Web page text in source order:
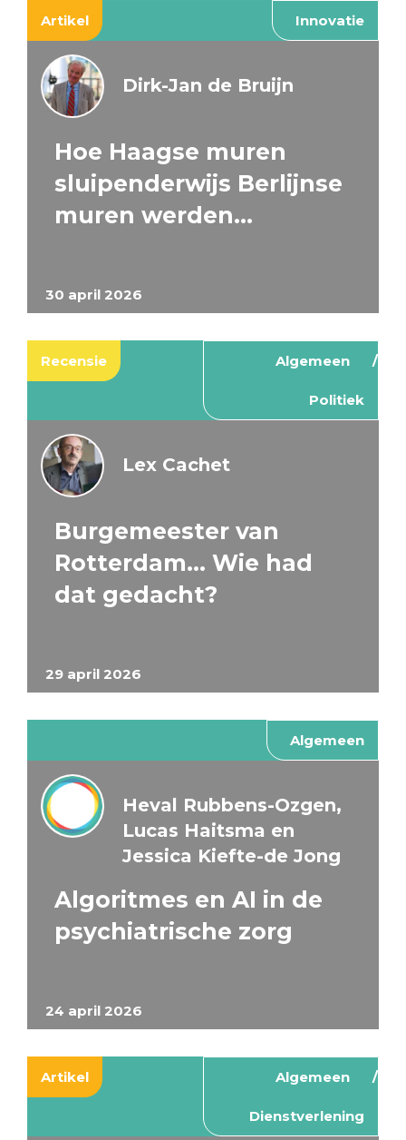
Artikel Innovatie
30 april 2026
Dirk-Jan de Bruijn
Hoe Haagse muren
sluipenderwijs Berlijnse
muren werden…
Recensie Algemeen
Politiek
29 april 2026
Lex Cachet
Burgemeester van
Rotterdam… Wie had
dat gedacht?
Algemeen
24 april 2026
Heval Rubbens-Ozgen,
Lucas Haitsma en
Jessica Kiefte-de Jong
Algoritmes en AI in de
psychiatrische zorg
Artikel Algemeen
Dienstverlening